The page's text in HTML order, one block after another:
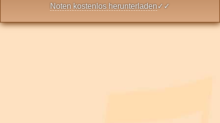
Noten kostenlos herunterladen✓✓